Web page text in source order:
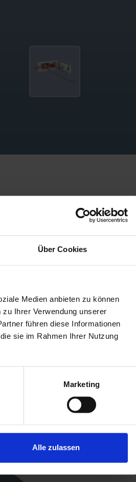
Über Cookies
Medien anbieten zu können
Ihrer Verwendung unserer
führen diese Informationen
sie im Rahmen Ihrer Nutzung
Marketing
Alle zulassen